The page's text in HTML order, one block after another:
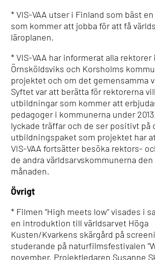
* VIS-VAA utser i Finland som bäst
som kommer att jobba för att få
läroplanen.
* VIS-VAA har informerat alla rektorer
Örnsköldsviks och Korsholms
projektet och om det gemensamma
Syftet var att berätta för rektorerna
utbildningar som kommer att
pedagoger i kommunerna under
lyckade träffar och de ser positivt på
utbildningspaket som projektet har
VIS-VAA fortsätter besöka rektors-
de andra världsarvskommunerna
månaden.
Övrigt
* Filmen ”High meets low” visades i
en introduktion till världsarvet Höga
Kusten/Kvarkens skärgård på
studerande på naturfilmsfestivalen
november. Projektledaren Susanne